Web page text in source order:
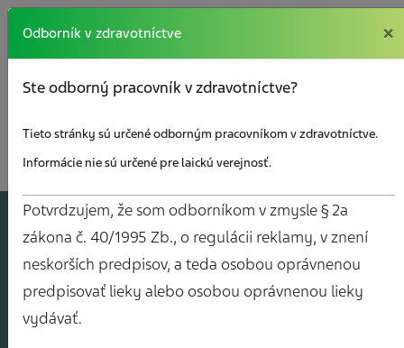
×
AJOV Y
Odborník v zdravotníctve ×
Ste odborný pracovník v zdravotníctve?
Tieto stránky sú určené odborným pracovníkom v zdravotníctve.
Informácie nie sú určené pre laickú verejnosť.
Potvrdzujem, že som odborníkom v zmysle § 2a
zákona č. 40/1995 Zb., o regulácii reklamy, v znení
neskorších predpisov, a teda osobou oprávnenou
predpisovať lieky alebo osobou oprávnenou lieky
vydávať.